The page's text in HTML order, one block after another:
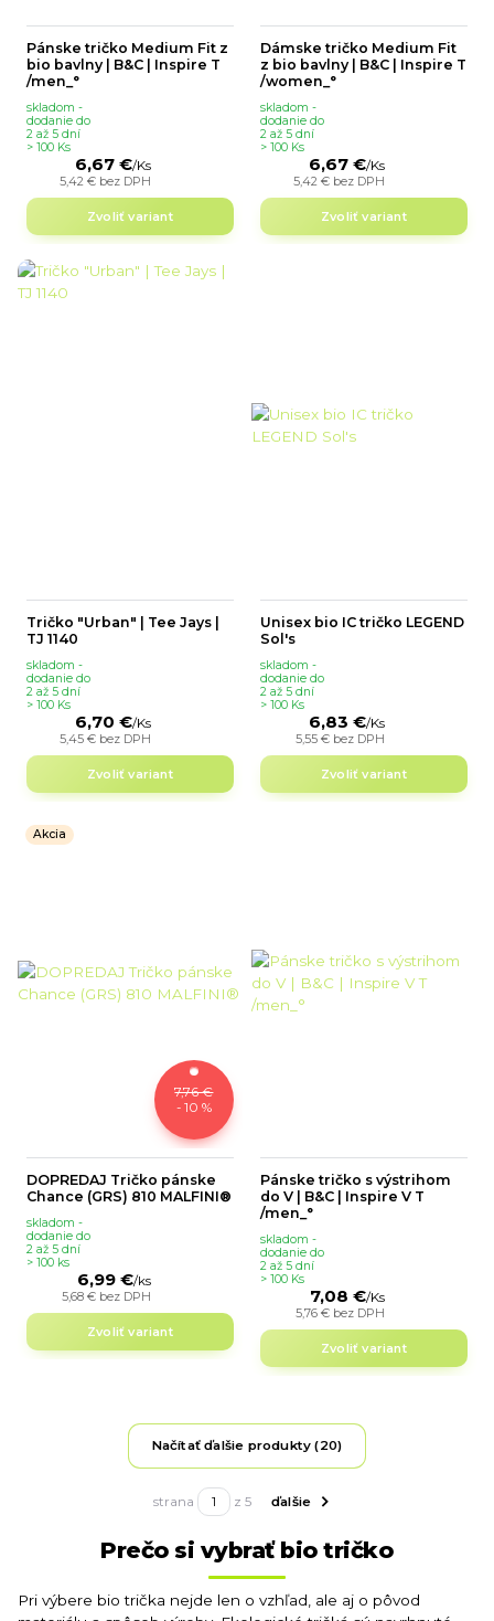
Pánske tričko Medium Fit z
bio bavlny | B&C | Inspire T
/men_°
6,67 €/Ks
5,42 € bez DPH
skladom -
dodanie do
2 až 5 dní
> 100 Ks
Zvoliť variant
Dámske tričko Medium Fit
z bio bavlny | B&C | Inspire T
/women_°
6,67 €/Ks
5,42 € bez DPH
skladom -
dodanie do
2 až 5 dní
> 100 Ks
Zvoliť variant
Tričko "Urban" | Tee Jays |
TJ 1140
6,70 €/Ks
5,45 € bez DPH
skladom -
dodanie do
2 až 5 dní
> 100 Ks
Zvoliť variant
Unisex bio IC tričko LEGEND
Sol's
6,83 €/Ks
5,55 € bez DPH
skladom -
dodanie do
2 až 5 dní
> 100 Ks
Zvoliť variant
Akcia
7,76 €
- 10 %
DOPREDAJ Tričko pánske
Chance (GRS) 810 MALFINI®
6,99 €/ks
5,68 € bez DPH
skladom -
dodanie do
2 až 5 dní
> 100 ks
Zvoliť variant
Pánske tričko s výstrihom
do V | B&C | Inspire V T
/men_°
7,08 €/Ks
5,76 € bez DPH
skladom -
dodanie do
2 až 5 dní
> 100 Ks
Zvoliť variant
Načítať ďalšie produkty (20)
strana z 5 ďalšie
Prečo si vybrať bio tričko
Pri výbere bio trička nejde len o vzhľad, ale aj o pôvod